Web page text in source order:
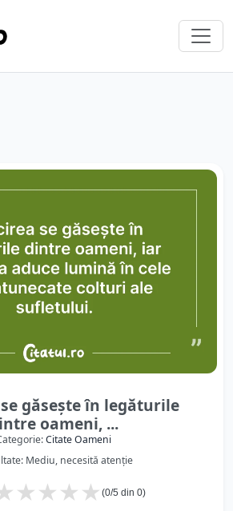
găsește în legăturile
oameni, ...
Citate Oameni
Mediu, necesită atenție
★
★
★
★ (0/5 din 0)